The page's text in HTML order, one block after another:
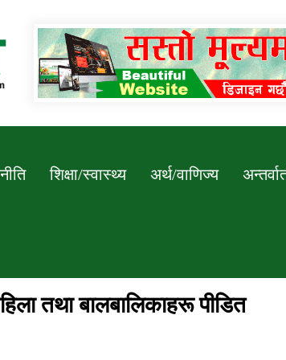
Newssarokar
शिक्षा/स्वास्थ्य अर्थ/वाणिज्य
तथा बालबालिकाहरू पीडित